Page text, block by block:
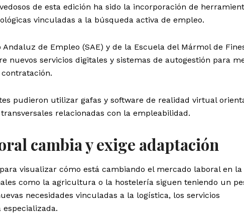
de esta edición ha sido la incorporación de
vinculadas a la búsqueda activa de empleo.
Andaluz de Empleo (SAE) y de la Escuela del Mármol de
nuevos servicios digitales y sistemas de autogestión para
pudieron utilizar gafas y software de realidad virtual
relacionadas con la empleabilidad.
cambia y exige adaptación
visualizar cómo está cambiando el mercado laboral en la
como la agricultura o la hostelería siguen teniendo un
necesidades vinculadas a la logística, los servicios